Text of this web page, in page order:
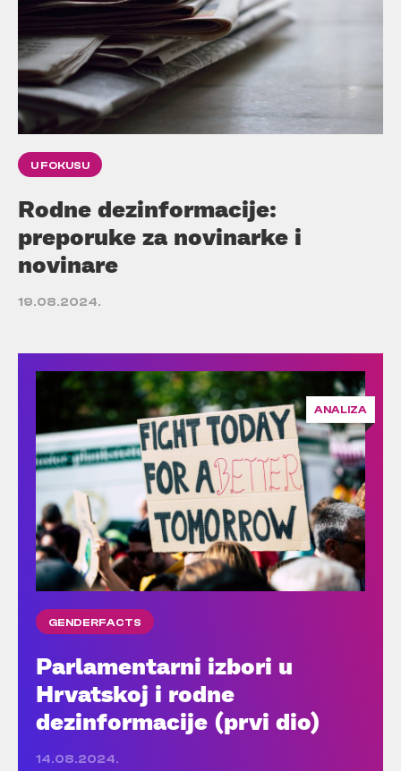
U FOKUSU
Rodne dezinformacije:
preporuke za novinarke i
novinare
19.08.2024.
ANALIZA
GENDERFACTS
Parlamentarni izbori u
Hrvatskoj i rodne
dezinformacije (prvi dio)
14.08.2024.